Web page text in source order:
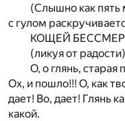
(Слышно как пять
с гулом
КОЩЕЙ
(ликуя от радости)
О, о глянь,
Ох, и пошло!!! О, как
дает! Во, дает! Глянь
какой.